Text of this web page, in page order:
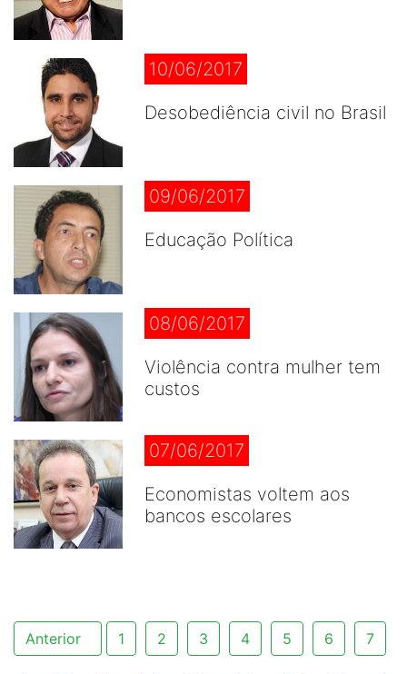
10/06/2017
Desobediência civil no Brasil
09/06/2017
Educação Política
08/06/2017
Violência contra mulher tem
custos
07/06/2017
Economistas voltem aos
bancos escolares
Anterior 1 2 3 4 5 6 7